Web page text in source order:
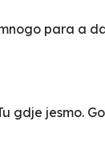
para a
gdje jesmo.